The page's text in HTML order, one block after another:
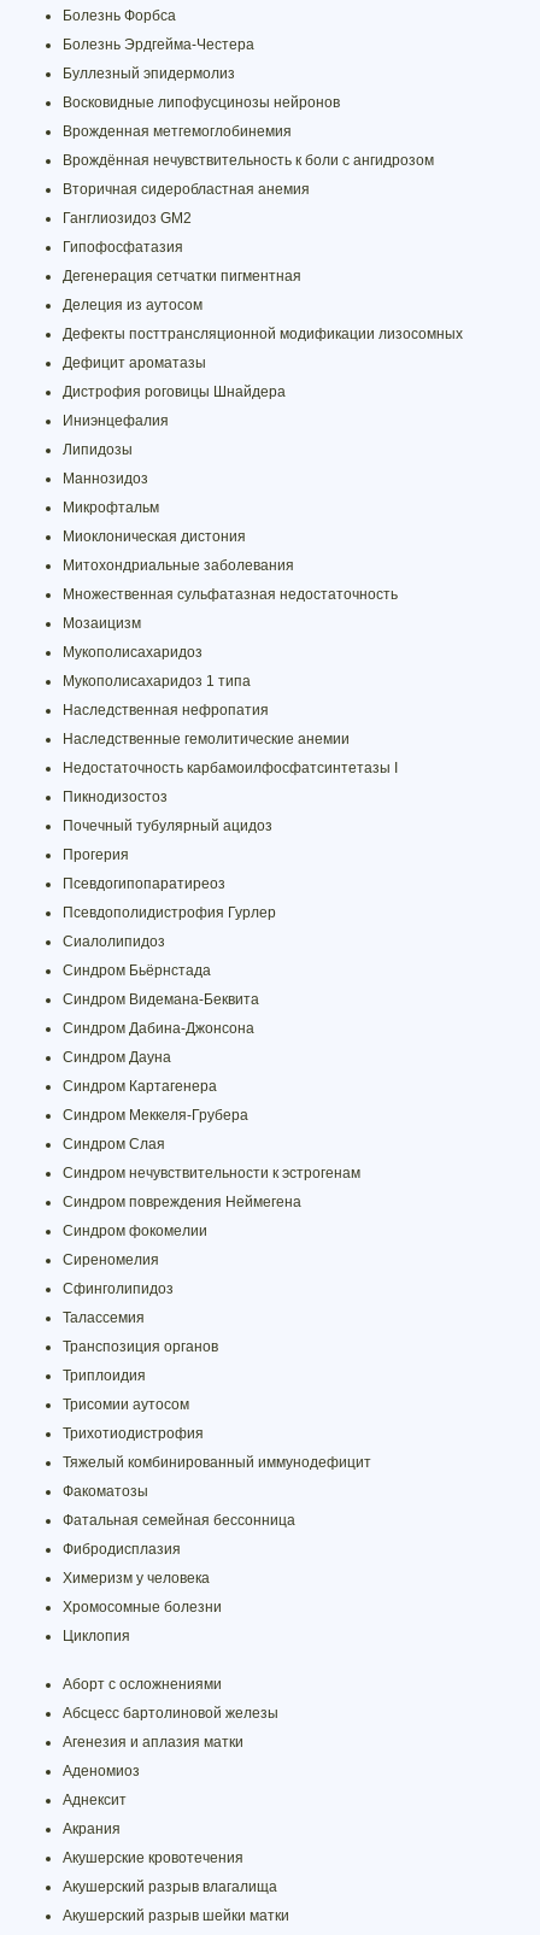
Болезнь Форбса
Болезнь Эрдгейма-Честера
Буллезный эпидермолиз
Восковидные липофусцинозы нейронов
Врожденная метгемоглобинемия
Врождённая нечувствительность к боли с ангидрозом
Вторичная сидеробластная анемия
Ганглиозидоз GM2
Гипофосфатазия
Дегенерация сетчатки пигментная
Делеция из аутосом
Дефекты посттрансляционной модификации лизосомных
Дефицит ароматазы
Дистрофия роговицы Шнайдера
Иниэнцефалия
Липидозы
Маннозидоз
Микрофтальм
Миоклоническая дистония
Митохондриальные заболевания
Множественная сульфатазная недостаточность
Мозаицизм
Мукополисахаридоз
Мукополисахаридоз 1 типа
Наследственная нефропатия
Наследственные гемолитические анемии
Недостаточность карбамоилфосфатсинтетазы I
Пикнодизостоз
Почечный тубулярный ацидоз
Прогерия
Псевдогипопаратиреоз
Псевдополидистрофия Гурлер
Сиалолипидоз
Синдром Бьёрнстада
Синдром Видемана-Беквита
Синдром Дабина-Джонсона
Синдром Дауна
Синдром Картагенера
Синдром Меккеля-Грубера
Синдром Слая
Синдром нечувствительности к эстрогенам
Синдром повреждения Неймегена
Синдром фокомелии
Сиреномелия
Сфинголипидоз
Талассемия
Транспозиция органов
Триплоидия
Трисомии аутосом
Трихотиодистрофия
Тяжелый комбинированный иммунодефицит
Факоматозы
Фатальная семейная бессонница
Фибродисплазия
Химеризм у человека
Хромосомные болезни
Циклопия
Аборт с осложнениями
Абсцесс бартолиновой железы
Агенезия и аплазия матки
Аденомиоз
Аднексит
Акрания
Акушерские кровотечения
Акушерский разрыв влагалища
Акушерский разрыв шейки матки